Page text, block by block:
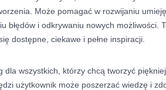
Może pomagać w rozwijaniu
błędów i odkrywaniu nowych możliwości.
dostępne, ciekawe i pełne inspiracji.
dla wszystkich, którzy chcą tworzyć
użytkownik może poszerzać wiedzę i